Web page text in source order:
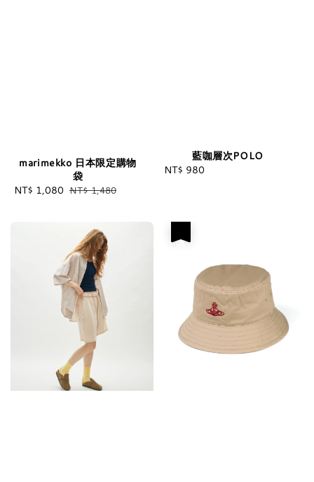
marimekko 日本限定購物
袋
Sale
NT$ 1,080 Regular
NT$ 1,480
藍咖層次POLO
Regular
NT$ 980